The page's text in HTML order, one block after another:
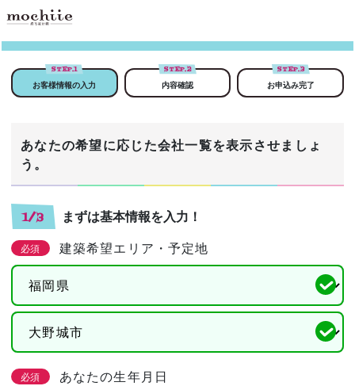
STEP.1
お客様情報の入力
STEP.2
内容確認
STEP.3
お申込み完了
あなたの希望に応じた会社一覧を表示させましょ
う。
1/3 まずは基本情報を入力！
必須 建築希望エリア・予定地
必須 あなたの生年月日